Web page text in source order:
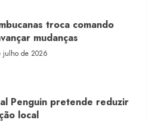
troca comando
mudanças
julho de 2026
Penguin pretende reduzir
local